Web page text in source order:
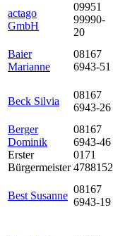
actago
GmbH
09951
99990-
20
Baier
Marianne
08167
6943-51
Beck Silvia
08167
6943-26
Berger
Dominik
Erster
Bürgermeister
08167
6943-46
0171
4788152
Best Susanne
08167
6943-19